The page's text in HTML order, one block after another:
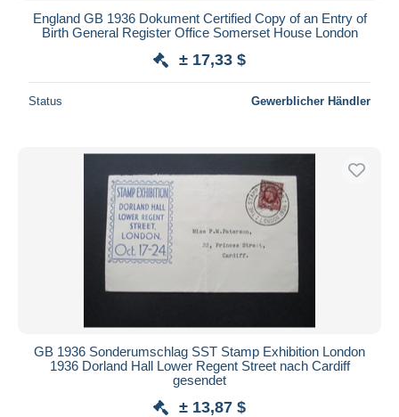
England GB 1936 Dokument Certified Copy of an Entry of
Birth General Register Office Somerset House London
± 17,33 $
Status Gewerblicher Händler
GB 1936 Sonderumschlag SST Stamp Exhibition London
1936 Dorland Hall Lower Regent Street nach Cardiff
gesendet
± 13,87 $